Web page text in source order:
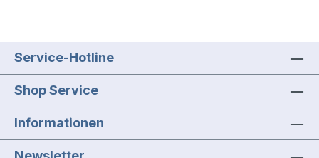
Service-Hotline
Shop Service
Informationen